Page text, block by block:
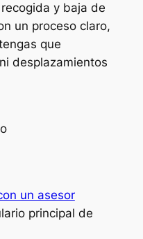
y baja de
un proceso claro,
que
desplazamientos
un asesor
principal de